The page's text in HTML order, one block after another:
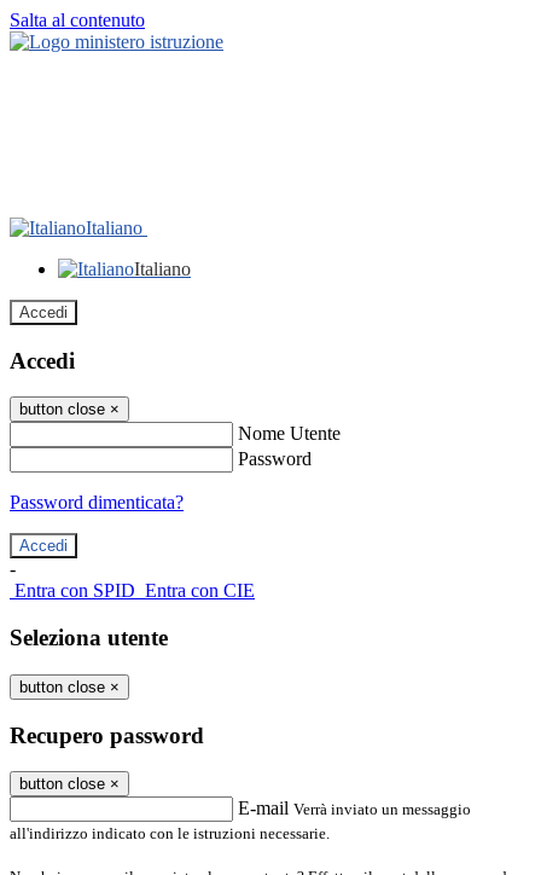
Salta al contenuto
Italiano
Italiano
Accedi
Accedi
button close ×
Nome Utente
Password
Password dimenticata?
-
Entra con SPID Entra con CIE
Seleziona utente
button close ×
Recupero password
button close ×
E-mail Verrà inviato un messaggio
all'indirizzo indicato con le istruzioni necessarie.